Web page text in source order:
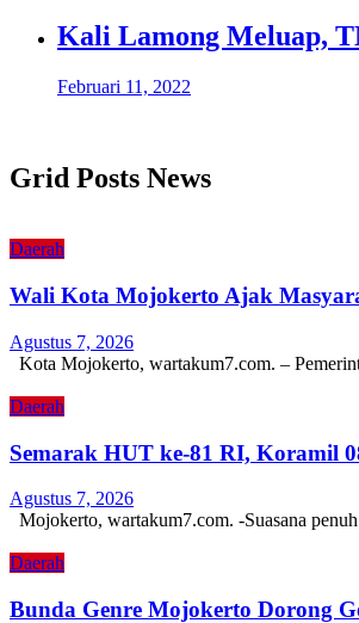
Kali Lamong Meluap,
Februari 11, 2022
Grid Posts News
Daerah
Wali Kota Mojokerto Ajak
Agustus 7, 2026
Kota Mojokerto, wartakum7.com. –
Daerah
Semarak HUT ke-81 RI, Koramil
Agustus 7, 2026
Mojokerto, wartakum7.com. -Suasana
Daerah
Bunda Genre Mojokerto Dorong